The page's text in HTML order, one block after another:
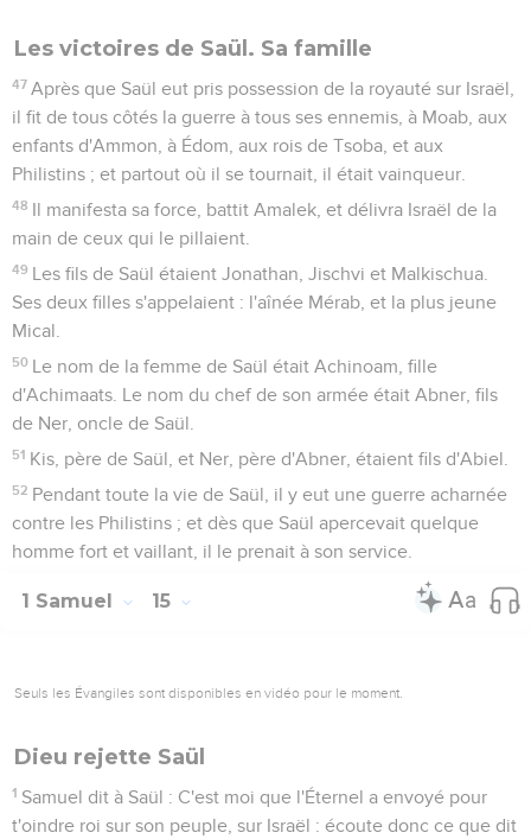
Les victoires de Saül. Sa famille
47 Après que Saül eut pris possession de la royauté sur Israël,
il fit de tous côtés la guerre à tous ses ennemis, à Moab, aux
enfants d'Ammon, à Édom, aux rois de Tsoba, et aux
Philistins ; et partout où il se tournait, il était vainqueur.
48 Il manifesta sa force, battit Amalek, et délivra Israël de la
main de ceux qui le pillaient.
49 Les fils de Saül étaient Jonathan, Jischvi et Malkischua.
Ses deux filles s'appelaient : l'aînée Mérab, et la plus jeune
Mical.
50 Le nom de la femme de Saül était Achinoam, fille
d'Achimaats. Le nom du chef de son armée était Abner, fils
de Ner, oncle de Saül.
51 Kis, père de Saül, et Ner, père d'Abner, étaient fils d'Abiel.
52 Pendant toute la vie de Saül, il y eut une guerre acharnée
contre les Philistins ; et dès que Saül apercevait quelque
homme fort et vaillant, il le prenait à son service.
1 Samuel 15
Seuls les Évangiles sont disponibles en vidéo pour le moment.
Dieu rejette Saül
1 Samuel dit à Saül : C'est moi que l'Éternel a envoyé pour
t'oindre roi sur son peuple, sur Israël : écoute donc ce que dit